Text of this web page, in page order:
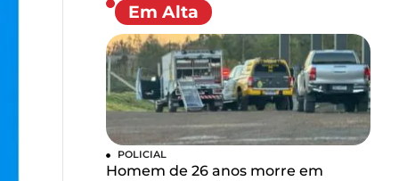
Em Alta
POLICIAL
Homem de 26 anos morre em